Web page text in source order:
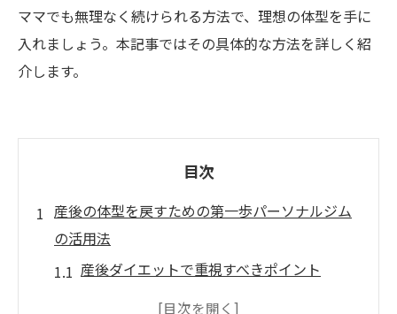
ママでも無理なく続けられる方法で、理想の体型を手に
入れましょう。本記事ではその具体的な方法を詳しく紹
介します。
目次
産後の体型を戻すための第一歩パーソナルジム
の活用法
産後ダイエットで重視すべきポイント
パーソナルジムでのトレーニングが産後に